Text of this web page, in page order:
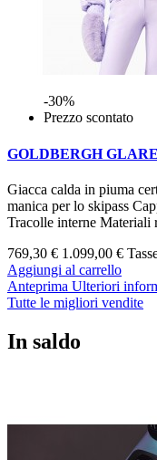
-30%
Prezzo scontato
GOLDBERGH
Giacca calda in piuma
manica per lo skipass
Tracolle interne Materiali
769,30 € 1.099,00 €
Aggiungi al carrello
Anteprima Ulteriori
Tutte le migliori vendite
In saldo